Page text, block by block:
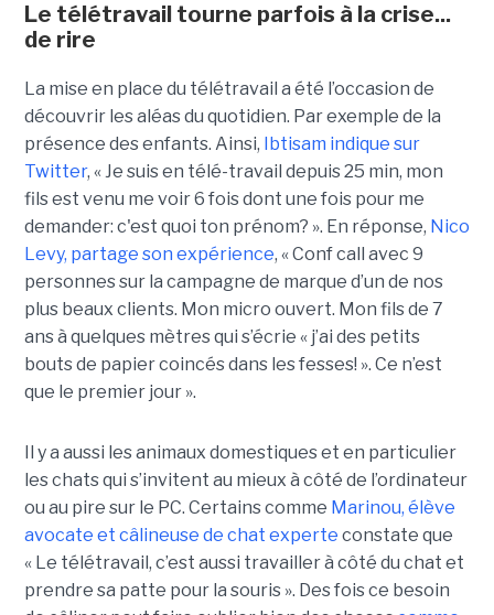
Le télétravail tourne parfois à la crise...
de rire
La mise en place du télétravail a été l’occasion de
découvrir les aléas du quotidien. Par exemple de la
présence des enfants. Ainsi, Ibtisam indique sur
Twitter, « Je suis en télé-travail depuis 25 min, mon
fils est venu me voir 6 fois dont une fois pour me
demander: c'est quoi ton prénom? ». En réponse, Nico
Levy, partage son expérience, « Conf call avec 9
personnes sur la campagne de marque d’un de nos
plus beaux clients. Mon micro ouvert. Mon fils de 7
ans à quelques mètres qui s’écrie « j’ai des petits
bouts de papier coincés dans les fesses! ». Ce n’est
que le premier jour ».
Il y a aussi les animaux domestiques et en particulier
les chats qui s’invitent au mieux à côté de l’ordinateur
ou au pire sur le PC. Certains comme Marinou, élève
avocate et câlineuse de chat experte constate que
« Le télétravail, c’est aussi travailler à côté du chat et
prendre sa patte pour la souris ». Des fois ce besoin